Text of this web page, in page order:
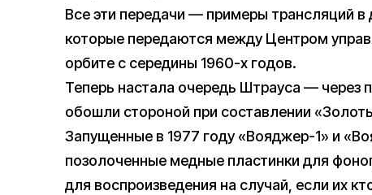
Все эти передачи — примеры трансляций
которые передаются между Центром
орбите с середины 1960-х годов.
Теперь настала очередь Штрауса — через
обошли стороной при составлении
Запущенные в 1977 году «Вояджер-1» и
позолоченные медные пластинки для
для воспроизведения на случай, если их